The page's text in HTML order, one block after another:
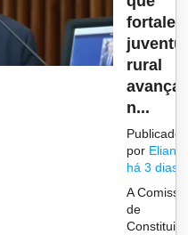
rural
avança
n...
Publicado
por Eliane
há 3 dias
A
de